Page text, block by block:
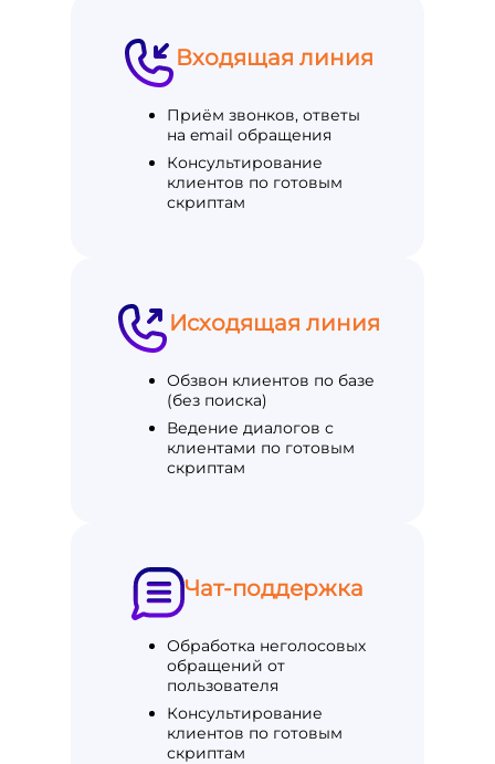
Входящая линия
Приём звонков, ответы
на email обращения
Консультирование
клиентов по готовым
скриптам
Исходящая линия
Обзвон клиентов по базе
(без поиска)
Ведение диалогов с
клиентами по готовым
скриптам
Чат-поддержка
Обработка неголосовых
обращений от
пользователя
Консультирование
клиентов по готовым
скриптам